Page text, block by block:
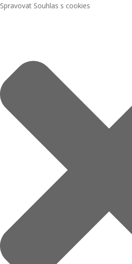
Spravovat Souhlas s cookies